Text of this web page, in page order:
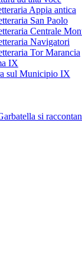
Appia antica
San Paolo
Centrale
Navigatori
Tor Marancia
IX
sul Municipio IX
si